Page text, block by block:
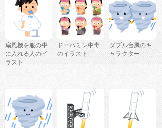
扇風機を服の中
に入れる人のイ
ラスト
ドーパミン中毒
のイラスト
ダブル台風のキ
ャラクター